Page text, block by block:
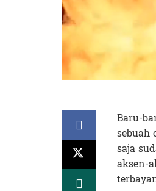
Baru-
sebuah
saja
aksen-